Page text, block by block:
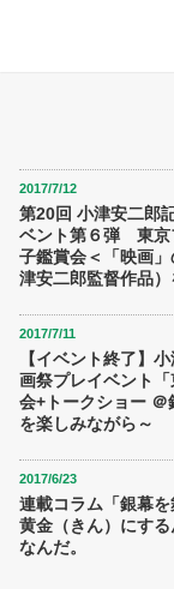
2017/7/12
第20回 小津安二郎
ベント第６弾 東京
子鑑賞会＜「映画
津安二郎監督作品）
2017/7/11
【イベント終了】
画祭プレイベント
会+トークショー
を楽しみながら～
2017/6/23
連載コラム「銀幕
黄金（きん）にす
なんだ。